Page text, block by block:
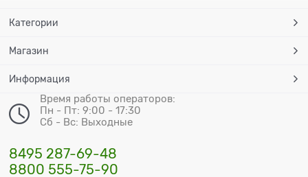
Категории
Магазин
Информация
Время работы операторов:
Пн - Пт: 9:00 - 17:30
Сб - Вс: Выходные
8495 287-69-48
8800 555-75-90